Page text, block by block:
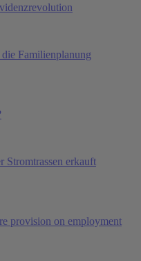
Familienplanung
Stromtrassen erkauft
provision on employment